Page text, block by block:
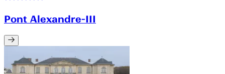
Pont Alexandre-III